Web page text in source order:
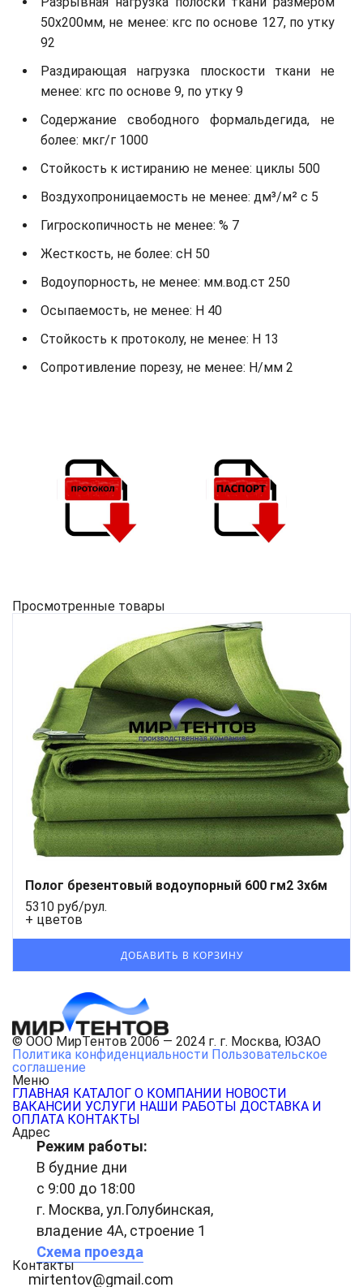
50х200мм, не менее: кгс по основе 127, по утку
92
Раздирающая нагрузка плоскости ткани не
менее: кгс по основе 9, по утку 9
Содержание свободного формальдегида, не
более: мкг/г 1000
Стойкость к истиранию не менее: циклы 500
Воздухопроницаемость не менее: дм³/м² с 5
Гигроскопичность не менее: % 7
Жесткость, не более: cH 50
Водоупорность, не менее: мм.вод.ст 250
Осыпаемость, не менее: H 40
Стойкость к протоколу, не менее: H 13
Сопротивление порезу, не менее: Н/мм 2
Просмотренные товары
Полог брезентовый водоупорный 600 гм2 3x6м
5310 руб/рул.
+ цветов
© ООО МирТентов 2006 — 2024 г. г. Москва, ЮЗАО
Политика конфиденциальности Пользовательское
соглашение
Меню
ГЛАВНАЯ КАТАЛОГ О КОМПАНИИ НОВОСТИ
ВАКАНСИИ УСЛУГИ НАШИ РАБОТЫ ДОСТАВКА И
ОПЛАТА КОНТАКТЫ
Адрес
Режим работы:
В будние дни
с 9:00 до 18:00
г. Москва, ул.Голубинская,
владение 4А, строение 1
Схема проезда
Контакты
mirtentov@gmail.com